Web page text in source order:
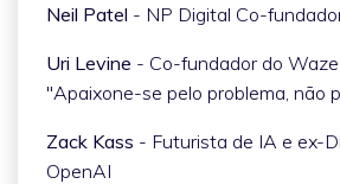
Neil Patel - NP Digital Co-
Uri Levine - Co-fundador do
"Apaixone-se pelo problema, não
Zack Kass - Futurista de IA e ex-
OpenAI